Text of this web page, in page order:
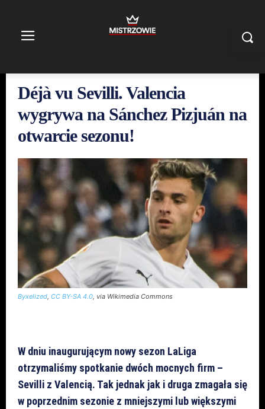
Déjà vu Sevilli. Valencia
wygrywa na Sánchez Pizjuán na
otwarcie sezonu!
Byxelized CC BY-SA 4.0 , via Wikimedia Commons
W dniu inaugurującym nowy sezon LaLiga
otrzymaliśmy spotkanie dwóch mocnych firm –
Sevilli z Valencią. Tak jednak jak i druga zmagała się
w poprzednim sezonie z mniejszymi lub większymi